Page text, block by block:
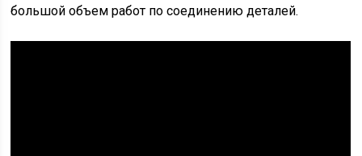
большой объем работ по соединению деталей.